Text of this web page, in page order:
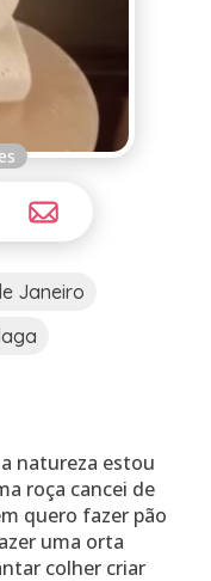
Janeiro
natureza estou
roça cancei de
quero fazer pão
uma orta
colher criar